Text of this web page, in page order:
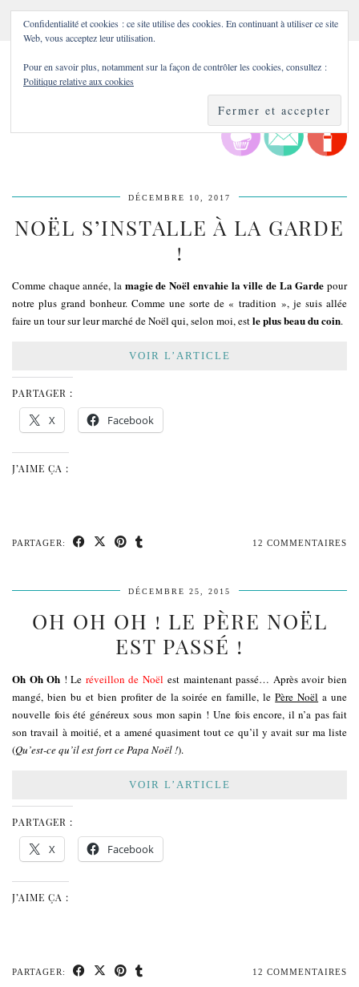
DÉCEMBRE 10, 2017
NOËL S’INSTALLE À LA GARDE
!
Comme chaque année, la magie de Noël envahie la ville de La Garde pour
notre plus grand bonheur. Comme une sorte de « tradition », je suis allée
faire un tour sur leur marché de Noël qui, selon moi, estle plus beau du coin.
VOIR L’ARTICLE
PARTAGER :
X Facebook
J’AIME ÇA :
PARTAGER: 12 COMMENTAIRES
DÉCEMBRE 25, 2015
OH OH OH ! LE PÈRE NOËL
EST PASSÉ !
Oh Oh Oh ! Le réveillon de Noël est maintenant passé… Après avoir bien
mangé, bien bu et bien profiter de la soirée en famille, lePère Noël a une
nouvelle fois été généreux sous mon sapin ! Une fois encore, il n’a pas fait
son travail à moitié, et a amené quasiment tout ce qu’il y avait sur ma liste
(Qu’est-ce qu’il est fort ce Papa Noël !).
VOIR L’ARTICLE
PARTAGER :
X Facebook
J’AIME ÇA :
PARTAGER: 12 COMMENTAIRES
Confidentialité et cookies : ce site utilise des cookies. En continuant à utiliser ce site
Web, vous acceptez leur utilisation.
Pour en savoir plus, notamment sur la façon de contrôler les cookies, consultez :
Politique relative aux cookies